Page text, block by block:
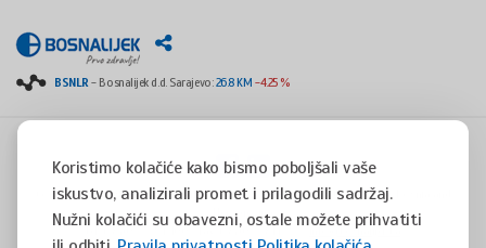
Koristimo kolačiće kako bismo poboljšali vaše
iskustvo, analizirali promet i prilagodili sadržaj.
Nužni kolačići su obavezni, ostale možete prihvatiti
BSNLR- Bosnalijek d.d. Sarajevo:26.8 KM -4.25 %
Copyright © 2008 - 2017 - All rights reserved - Jukićeva 53, 71000 Sarajevo, Bosnia and
Herzegovina
tel. +387(0)33 254 400 - fax. +387(0)33 814 253 -
info@bosnalijek.ba